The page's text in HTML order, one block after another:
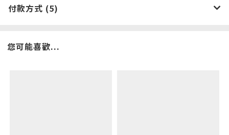
付款方式 (5)
您可能喜歡...